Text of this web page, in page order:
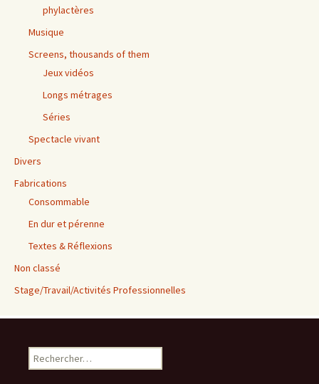
phylactères
Musique
Screens, thousands of them
Jeux vidéos
Longs métrages
Séries
Spectacle vivant
Divers
Fabrications
Consommable
En dur et pérenne
Textes & Réflexions
Non classé
Stage/Travail/Activités Professionnelles
Rechercher :